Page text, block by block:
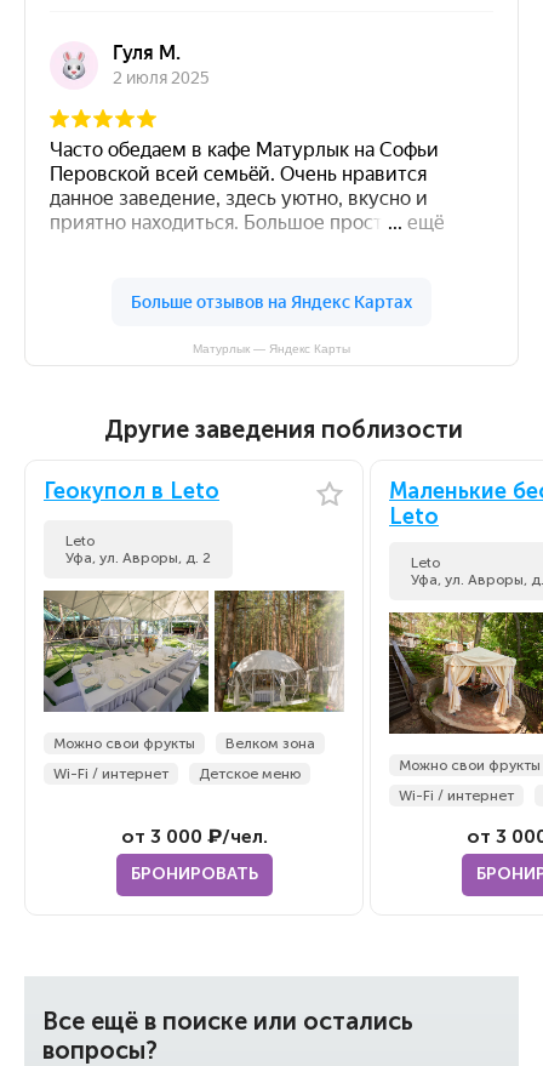
Матурлык — Яндекс Карты
Другие заведения поблизости
Геокупол в Leto
Leto
Уфа, ул. Авроры, д. 2
Можно свои фрукты
Велком зона
Wi-Fi / интернет
Детское меню
от 3 000 ₽/чел.
БРОНИРОВАТЬ
Маленькие
Leto
Leto
Уфа, ул. Авроры,
Можно свои фрукты
Wi-Fi / интернет
от 3
Все ещё в поиске или остались
вопросы?